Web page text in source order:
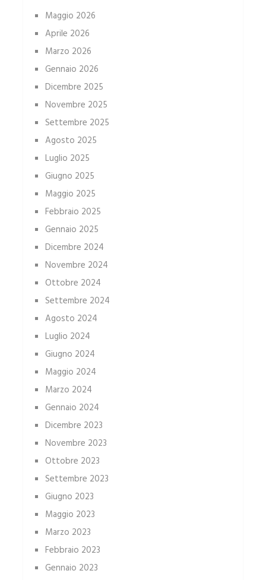
Maggio 2026
Aprile 2026
Marzo 2026
Gennaio 2026
Dicembre 2025
Novembre 2025
Settembre 2025
Agosto 2025
Luglio 2025
Giugno 2025
Maggio 2025
Febbraio 2025
Gennaio 2025
Dicembre 2024
Novembre 2024
Ottobre 2024
Settembre 2024
Agosto 2024
Luglio 2024
Giugno 2024
Maggio 2024
Marzo 2024
Gennaio 2024
Dicembre 2023
Novembre 2023
Ottobre 2023
Settembre 2023
Giugno 2023
Maggio 2023
Marzo 2023
Febbraio 2023
Gennaio 2023